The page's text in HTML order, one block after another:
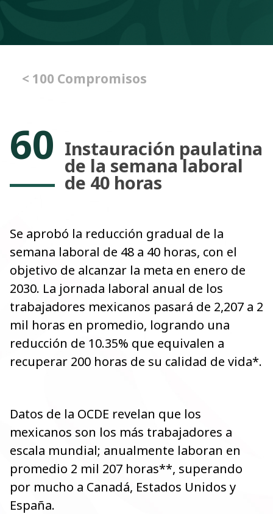
< 100 Compromisos
60 Instauración paulatina
de la semana laboral
de 40 horas
Se aprobó la reducción gradual de la
semana laboral de 48 a 40 horas, con el
objetivo de alcanzar la meta en enero de
2030. La jornada laboral anual de los
trabajadores mexicanos pasará de 2,207 a 2
mil horas en promedio, logrando una
reducción de 10.35% que equivalen a
recuperar 200 horas de su calidad de vida*.
Datos de la OCDE revelan que los
mexicanos son los más trabajadores a
escala mundial; anualmente laboran en
promedio 2 mil 207 horas**, superando
por mucho a Canadá, Estados Unidos y
España.